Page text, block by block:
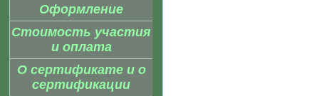
Оформление
Стоимость участия
и оплата
О сертификате и о
сертификации